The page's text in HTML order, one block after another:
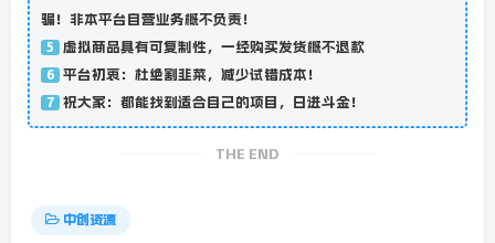
骗！非本平台自营业务概不负责！
5 虚拟商品具有可复制性，一经购买发货概不退款
6 平台初衷：杜绝割韭菜，减少试错成本！
7 祝大家：都能找到适合自己的项目，日进斗金！
THE END
中创资源